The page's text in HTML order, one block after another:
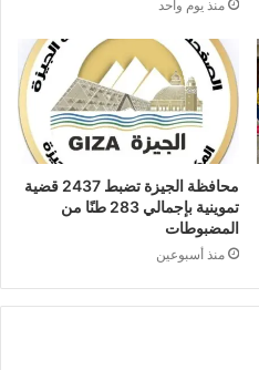
منذ يوم واحد
محافظة الجيزة تضبط 2437 قضية
تموينية بإجمالي 283 طنًا من
المضبوطات
منذ أسبوعين